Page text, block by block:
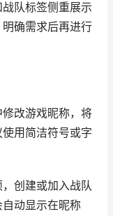
队标签侧重展示
确需求后再进行
改游戏昵称，将
用简洁符号或字
创建或加入战队
动显示在昵称